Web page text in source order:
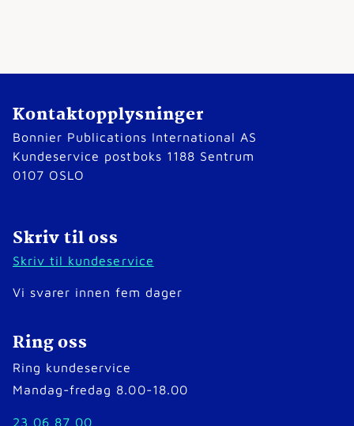
Kontaktopplysninger
Bonnier Publications International AS
Kundeservice postboks 1188 Sentrum
0107 OSLO
Skriv til oss
Skriv til kundeservice
Vi svarer innen fem dager
Ring oss
Ring kundeservice
Mandag-fredag 8.00-18.00
23 06 87 00